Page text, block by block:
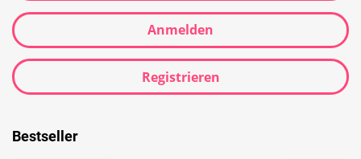
Anmelden
Registrieren
Bestseller